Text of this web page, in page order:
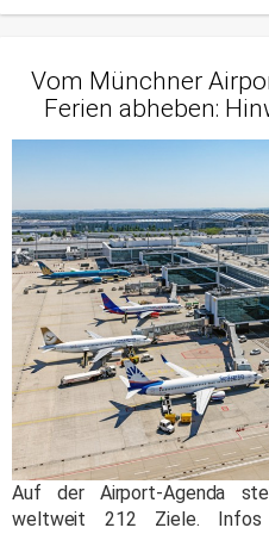
Vom Münchner
Ferien abheben:
Auf der Airport-Agenda
weltweit 212 Ziele. Infos